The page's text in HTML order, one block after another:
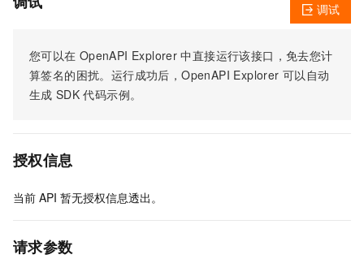
您可以在 OpenAPI Explorer 中直接运行该接口，免去您计
算签名的困扰。运行成功后，OpenAPI Explorer 可以自动
生成 SDK 代码示例。
调试
授权信息
当前 API 暂无授权信息透出。
请求参数